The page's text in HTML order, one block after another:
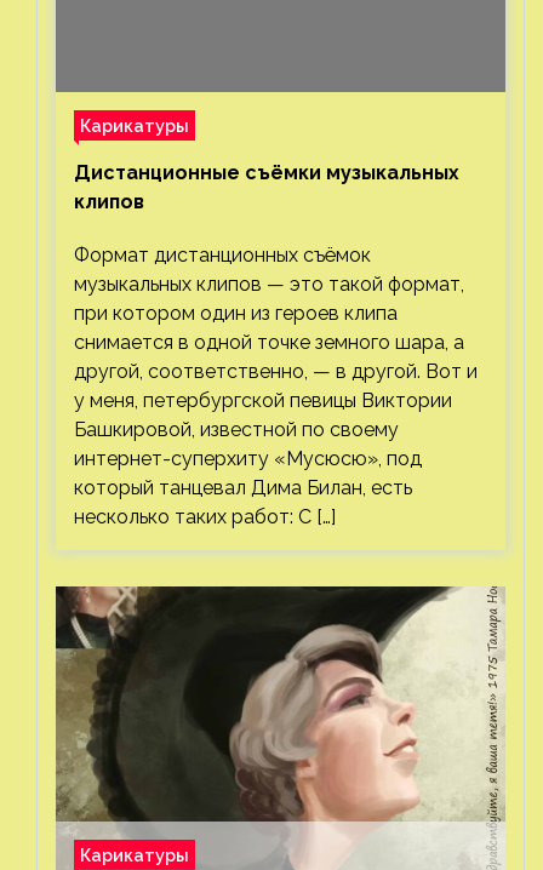
Карикатуры
Дистанционные съёмки музыкальных
клипов⁠⁠
Формат дистанционных съёмок
музыкальных клипов — это такой формат,
при котором один из героев клипа
снимается в одной точке земного шара, а
другой, соответственно, — в другой. Вот и
у меня, петербургской певицы Виктории
Башкировой, известной по своему
интернет-суперхиту «Мусюсю», под
который танцевал Дима Билан, есть
несколько таких работ: С […]
Карикатуры